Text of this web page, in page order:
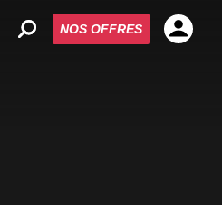
NOS OFFRES